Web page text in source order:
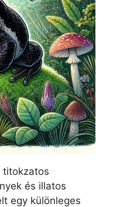
titokzatos
és illatos
egy különleges